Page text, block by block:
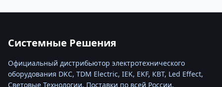
Системные Решения
Официальный дистрибьютор электротехнического
оборудования DKC, TDM Electric, IEK, EKF, КВТ, Led Effect,
Световые Технологии. Поставки по всей России.